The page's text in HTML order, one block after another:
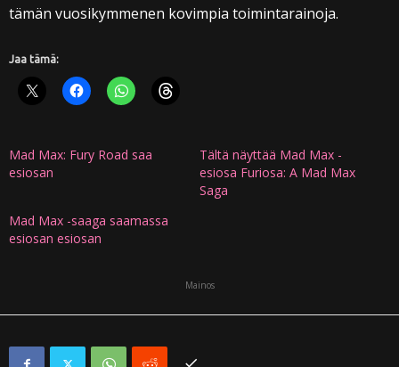
tämän vuosikymmenen kovimpia toimintarainoja.
Jaa tämä:
Mad Max: Fury Road saa
esiosan
Tältä näyttää Mad Max -
esiosa Furiosa: A Mad Max
Saga
Mad Max -saaga saamassa
esiosan esiosan
Mainos